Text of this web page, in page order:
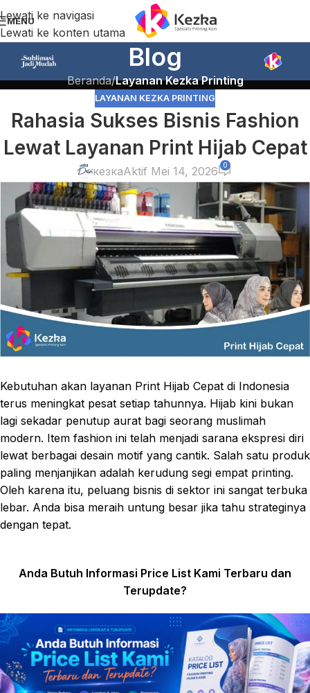
Lewati ke navigasi
Lewati ke konten utama
MENU
Blog
Beranda/Layanan Kezka Printing
LAYANAN KEZKA PRINTING
Rahasia Sukses Bisnis Fashion
Lewat Layanan Print Hijab Cepat
кезкаAktif Mei 14, 2026 0
Kebutuhan akan layanan Print Hijab Cepat di Indonesia
terus meningkat pesat setiap tahunnya. Hijab kini bukan
lagi sekadar penutup aurat bagi seorang muslimah
modern. Item fashion ini telah menjadi sarana ekspresi diri
lewat berbagai desain motif yang cantik. Salah satu produk
paling menjanjikan adalah kerudung segi empat printing.
Oleh karena itu, peluang bisnis di sektor ini sangat terbuka
lebar. Anda bisa meraih untung besar jika tahu strateginya
dengan tepat.
Anda Butuh Informasi Price List Kami Terbaru dan
Terupdate?